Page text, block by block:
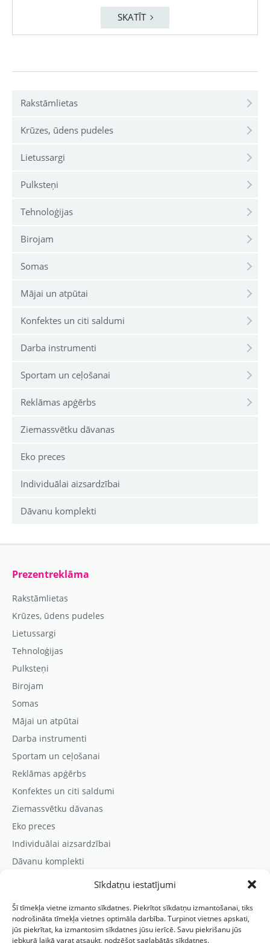
Sīkdatņu iestatījumi
Šī tīmekļa vietne izmanto sīkdatnes. Piekrītot sīkdatņu izmantošanai, tiks
nodrošināta tīmekļa vietnes optimāla darbība. Turpinot vietnes apskati,
jūs piekrītat, ka izmantosim sīkdatnes jūsu ierīcē. Savu piekrišanu jūs
jebkurā laikā varat atsaukt, nodzēšot saglabātās sīkdatnes.
Rakstāmlietas
Krūzes, ūdens pudeles
Lietussargi
Pulksteņi
Tehnoloģijas
Birojam
Somas
Mājai un atpūtai
Konfektes un citi saldumi
Darba instrumenti
Sportam un ceļošanai
Reklāmas apģērbs
Ziemassvētku dāvanas
Eko preces
Individuālai aizsardzībai
Dāvanu komplekti
SKATĪT
Prezentreklāma
Rakstāmlietas
Krūzes, ūdens pudeles
Lietussargi
Tehnoloģijas
Pulksteņi
Birojam
Somas
Mājai un atpūtai
Darba instrumenti
Sportam un ceļošanai
Reklāmas apģērbs
Konfektes un citi saldumi
Ziemassvētku dāvanas
Eko preces
Individuālai aizsardzībai
Dāvanu komplekti
Kontaktinformācija
Prezentreklāmas aģentūra “PARIS”
Reģ.nr.: 40103625328